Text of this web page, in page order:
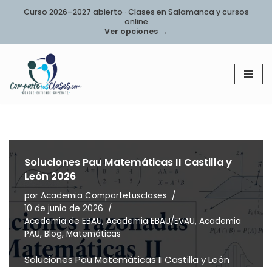
al
contenido
Curso 2026–2027 abierto · Clases en Salamanca y cursos
online
Ver opciones →
Soluciones Pau Matemáticas II Castilla y
León 2026
por Academia Compartetusclases
10 de junio de 2026
Academia de EBAU,Academia EBAU/EVAU, Academia
PAU, Blog, Matemáticas
Soluciones Pau Matemáticas II Castilla y León